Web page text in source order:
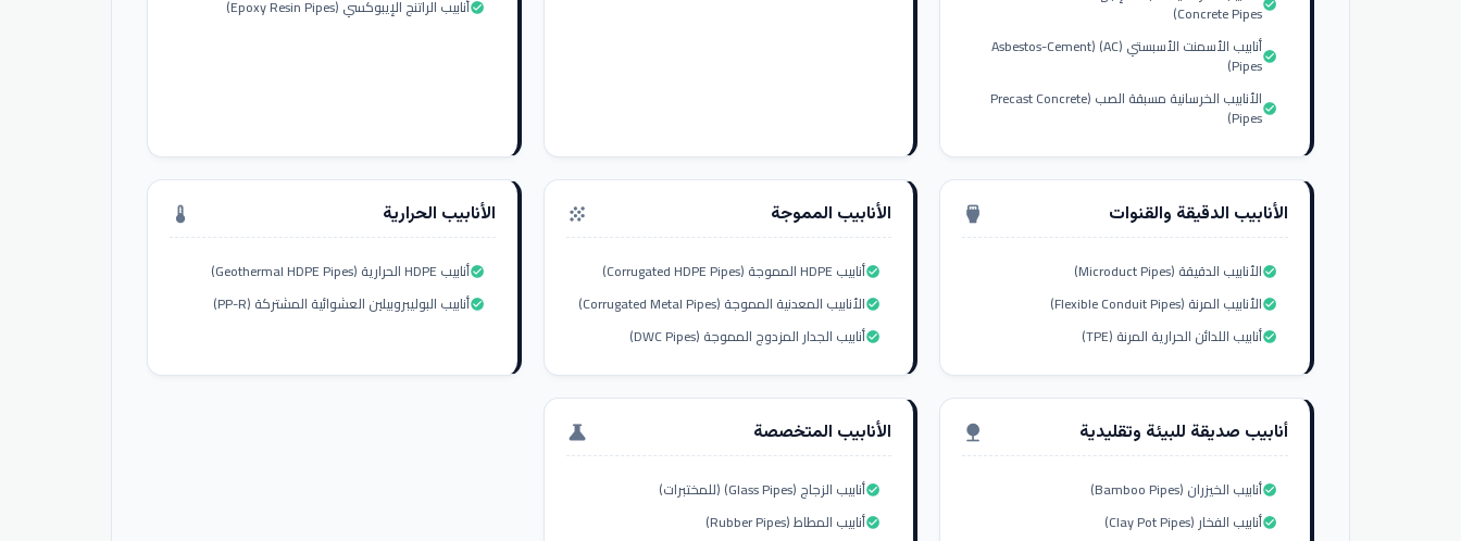
Concrete Pipes)check_circle
أنابيب الأسمنت الأسبستي (AC) (Asbestos-Cement
Pipes)check_circle
الأنابيب الخرسانية مسبقة الصب (Precast Concrete
Pipes)check_circle
أنابيب الراتنج الإيبوكسي (Epoxy Resin Pipes)check_circle
الأنابيب الدقيقة والقنوات settings_input_hdmi
الأنابيب الدقيقة (Microduct Pipes)check_circle
الأنابيب المرنة (Flexible Conduit Pipes)check_circle
أنابيب اللدائن الحرارية المرنة (TPE)check_circle
الأنابيب المموجة grain
أنابيب HDPE المموجة (Corrugated HDPE Pipes)check_circle
الأنابيب المعدنية المموجة (Corrugated Metal Pipes)check_circle
أنابيب الجدار المزدوج المموجة (DWC Pipes)check_circle
الأنابيب الحرارية thermostat
أنابيب HDPE الحرارية (Geothermal HDPE Pipes)check_circle
أنابيب البوليبروبيلين العشوائية المشتركة (PP-R)check_circle
أنابيب صديقة للبيئة وتقليدية nature
أنابيب الخيزران (Bamboo Pipes)check_circle
أنابيب الفخار (Clay Pot Pipes)check_circle
الأنابيب المتخصصة science
أنابيب الزجاج (Glass Pipes) (للمختبرات)check_circle
أنابيب المطاط (Rubber Pipes)check_circle